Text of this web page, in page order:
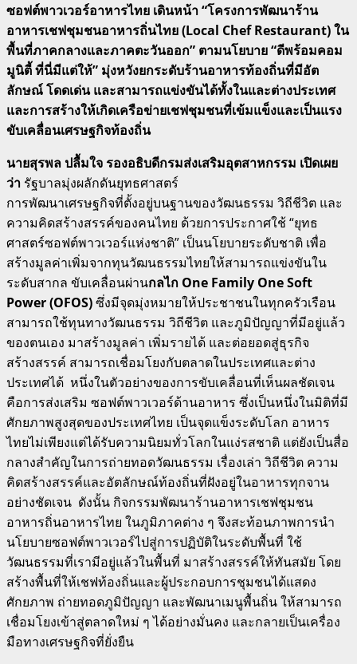
ซอฟต์พาวเวอร์อาหารไทย เดินหน้า “โครงการพัฒนาร้าน
อาหารเชฟชุมชนอาหารถิ่นไทย (Local Chef Restaurant) ใน
พื้นที่ภาคกลางและภาคตะวันออก” ตามนโยบาย “ดีพร้อมคอม
มูนิตี้ ที่นี่มีแต่ให้” มุ่งหวังยกระดับร้านอาหารท้องถิ่นที่มีอัต
ลักษณ์ โดดเด่น และสามารถแข่งขันได้ทั้งในและต่างประเทศ
และการสร้างให้เกิดเครือข่ายเชฟชุมชนที่เข้มแข็งและเป็นแรง
ขับเคลื่อนเศรษฐกิจท้องถิ่น
นายสุรพล ปลื้มใจ รองอธิบดีกรมส่งเสริมอุตสาหกรรม เปิดเผย
ว่า รัฐบาลมุ่งผลักดันยุทธศาสตร์
การพัฒนาเศรษฐกิจที่ตั้งอยู่บนฐานของวัฒนธรรม วิถีชีวิต และ
ความคิดสร้างสรรค์ของคนไทย ด้วยการประกาศใช้ “ยุทธ
ศาสตร์ซอฟต์พาวเวอร์แห่งชาติ” เป็นนโยบายระดับชาติ เพื่อ
สร้างมูลค่าเพิ่มจากทุนวัฒนธรรมไทยให้สามารถแข่งขันใน
ระดับสากล ขับเคลื่อนผ่านกลไก One Family One Soft
Power (OFOS)ซึ่งมีจุดมุ่งหมายให้ประชาชนในทุกครัวเรือน
สามารถใช้ทุนทางวัฒนธรรม วิถีชีวิต และภูมิปัญญาที่มีอยู่แล้ว
ของตนเอง มาสร้างมูลค่า เพิ่มรายได้ และต่อยอดสู่ธุรกิจ
สร้างสรรค์ สามารถเชื่อมโยงกับตลาดในประเทศและต่าง
ประเทศได้ หนึ่งในตัวอย่างของการขับเคลื่อนที่เห็นผลชัดเจน
คือการส่งเสริม ซอฟต์พาวเวอร์ด้านอาหาร ซึ่งเป็นหนึ่งในมิติที่มี
ศักยภาพสูงสุดของประเทศไทย เป็นจุดแข็งระดับโลก อาหาร
ไทยไม่เพียงแต่ได้รับความนิยมทั่วโลกในแง่รสชาติ แต่ยังเป็นสื่อ
กลางสำคัญในการถ่ายทอดวัฒนธรรม เรื่องเล่า วิถีชีวิต ความ
คิดสร้างสรรค์และอัตลักษณ์ท้องถิ่นที่ฝังอยู่ในอาหารทุกจาน
อย่างชัดเจน ดังนั้น กิจกรรมพัฒนาร้านอาหารเชฟชุมชน
อาหารถิ่นอาหารไทย ในภูมิภาคต่าง ๆ จึงสะท้อนภาพการนำ
นโยบายซอฟต์พาวเวอร์ไปสู่การปฏิบัติในระดับพื้นที่ ใช้
วัฒนธรรมที่เรามีอยู่แล้วในพื้นที่ มาสร้างสรรค์ให้ทันสมัย โดย
สร้างพื้นที่ให้เชฟท้องถิ่นและผู้ประกอบการชุมชนได้แสดง
ศักยภาพ ถ่ายทอดภูมิปัญญา และพัฒนาเมนูพื้นถิ่น ให้สามารถ
เชื่อมโยงเข้าสู่ตลาดใหม่ ๆ ได้อย่างมั่นคง และกลายเป็นเครื่อง
มือทางเศรษฐกิจที่ยั่งยืน